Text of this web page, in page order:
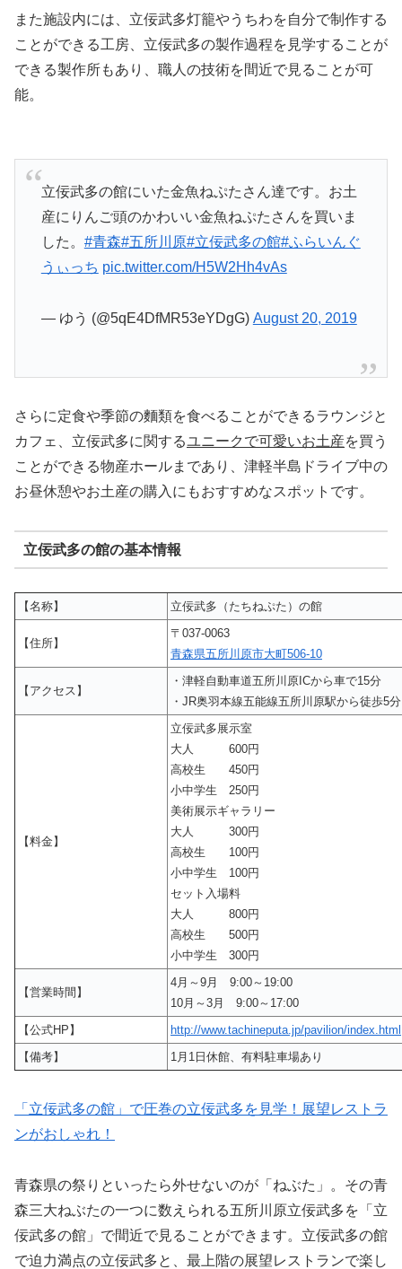
また施設内には、立佞武多灯籠やうちわを自分で制作する
ことができる工房、立佞武多の製作過程を見学することが
できる製作所もあり、職人の技術を間近で見ることが可
能。
立佞武多の館にいた金魚ねぷたさん達です。お土
産にりんご頭のかわいい金魚ねぷたさんを買いま
した。 #青森#五所川原#立佞武多の館#ふらいんぐ
うぃっち pic.twitter.com/H5W2Hh4vAs
— ゆう (@5qE4DfMR53eYDgG) August 20, 2019
さらに定食や季節の麵類を食べることができるラウンジと
カフェ、立佞武多に関するユニークで可愛いお土産を買う
ことができる物産ホールまであり、津軽半島ドライブ中の
お昼休憩やお土産の購入にもおすすめなスポットです。
立佞武多の館の基本情報
【名称】 立佞武多（たちねぷた）の館
【住所】
〒037-0063
青森県五所川原市大町506-10
【アクセス】
・津軽自動車道五所川原ICから車で15分
・JR奥羽本線五能線五所川原駅から徒歩5分
【料金】
立佞武多展示室
大人 600円
高校生 450円
小中学生 250円
美術展示ギャラリー
大人 300円
高校生 100円
小中学生 100円
セット入場料
大人 800円
高校生 500円
小中学生 300円
【営業時間】
4月～9月 9:00～19:00
10月～3月 9:00～17:00
【公式HP】
http://www.tachineputa.jp/pavilion/index.html
【備考】
1月1日休館、有料駐車場あり
「立佞武多の館」で圧巻の立佞武多を見学！展望レストラ
ンがおしゃれ！
青森県の祭りといったら外せないのが「ねぶた」。その青
森三大ねぶたの一つに数えられる五所川原立佞武多を「立
佞武多の館」で間近で見ることができます。立佞武多の館
で迫力満点の立佞武多と、最上階の展望レストランで楽し